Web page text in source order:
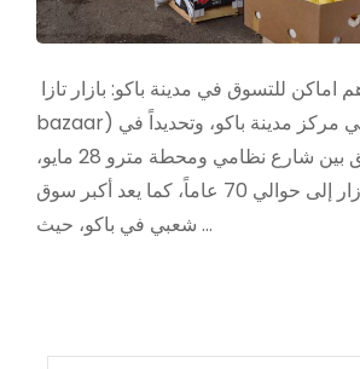
bazaar) يقع هذا السوق في مركز مدينة باكو، وتحديداً في
منتصف الطريق بين شارع نظامي ومحطة مترو 28 مايو،
ويعود تاريخ هذا البازار إلى حوالي 70 عاماً، كما يعد أكبر سوق
شعبي في باكو، حيث …